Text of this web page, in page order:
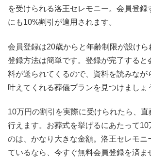
を受けられる洛王セレモニー。会員登録
にも10%割引が適用されます。
会員登録は20歳からと年齢制限が設けら
登録方法は簡単です。登録が完了すると
料が送られてくるので、資料を読みなが
叶えてくれる葬儀プランを見つけましょ
10万円の割引を実際に受けられたら、
行えます。お葬式を挙げるにあたって10
のは、かなり大きな金額。洛王セレモニ
ているなら、今すぐ無料会員登録を済ま